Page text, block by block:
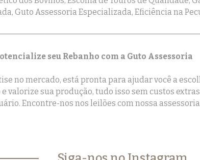
Guto Assessoria Especializada, Eficiência na
seu Rebanho com a Guto Assessoria
no mercado, está pronta para ajudar você a
valorize sua produção, tudo isso sem custos
Encontre-nos nos leilões com nossa